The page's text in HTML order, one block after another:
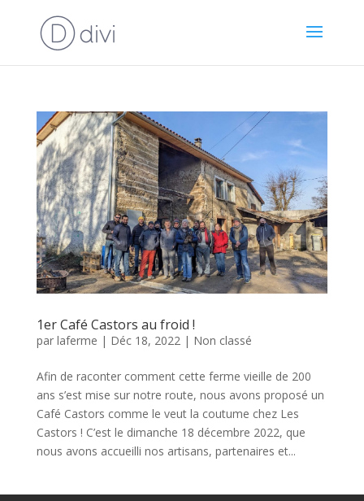
1er Café Castors au froid !
par laferme | Déc 18, 2022| Non classé
Afin de raconter comment cette ferme vieille de 200
ans s’est mise sur notre route, nous avons proposé un
Café Castors comme le veut la coutume chez Les
Castors ! C’est le dimanche 18 décembre 2022, que
nous avons accueilli nos artisans, partenaires et...